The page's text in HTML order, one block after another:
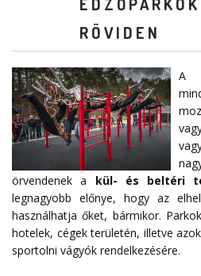
RÖVIDEN
A
örvendenek a kül- és beltéri
legnagyobb előnye, hogy az
használhatja őket, bármikor.
hotelek, cégek területén, illetve
sportolni vágyók rendelkezésére.